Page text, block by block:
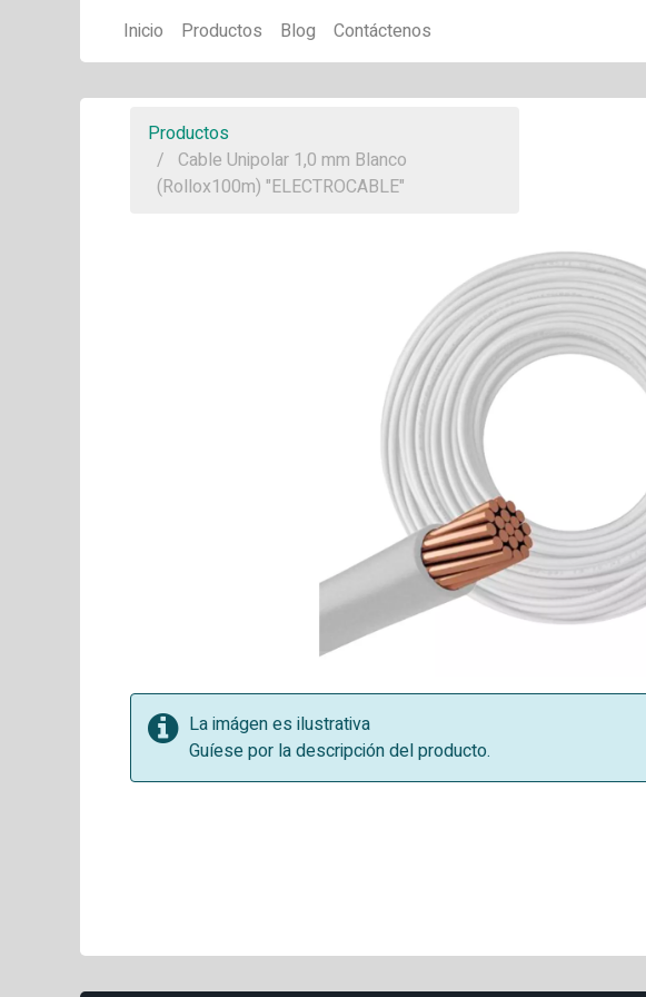
Inicio Productos Blog Contáctenos
Productos
Cable Unipolar 1,0 mm Blanco
(Rollox100m) "ELECTROCABLE"
La imágen es ilustrativa
Guíese por la descripción del producto.